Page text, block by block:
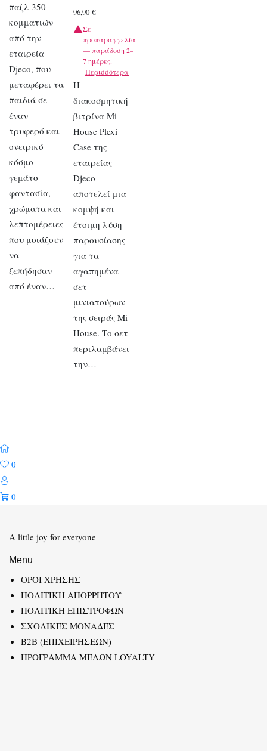
παζλ 350
κομματιών
από την
εταιρεία
Djeco, που
μεταφέρει τα
παιδιά σε
έναν
τρυφερό και
ονειρικό
κόσμο
γεμάτο
φαντασία,
χρώματα και
λεπτομέρειες
που μοιάζουν
να
ξεπήδησαν
από έναν…
96,90€
Σε
προπαραγγελία
— παράδοση 2–
7 ημέρες.
Περισσότερα
Η
διακοσμητική
βιτρίνα Mi
House Plexi
Case της
εταιρείας
Djeco
αποτελεί μια
κομψή και
έτοιμη λύση
παρουσίασης
για τα
αγαπημένα
σετ
μινιατούρων
της σειράς Mi
House. Το σετ
περιλαμβάνει
την…
0
0
A little joy for everyone
Menu
ΟΡΟΙ ΧΡΗΣΗΣ
ΠΟΛΙΤΙΚΗ ΑΠΟΡΡΗΤΟΥ
ΠΟΛΙΤΙΚΗ ΕΠΙΣΤΡΟΦΩΝ
ΣΧΟΛΙΚΕΣ ΜΟΝΑΔΕΣ
B2B (ΕΠΙΧΕΙΡΗΣΕΩΝ)
ΠΡΟΓΡΑΜΜΑ ΜΕΛΩΝ LOYALTY